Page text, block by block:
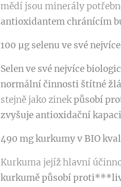
mědí jsou minerály
antioxidantem chránícím
100 µg selenu ve své
Selen ve své nejvíce
normální činnosti štítné
stejně jako zinekpůsobí
zvyšuje antioxidační
490 mg kurkumy v BIO
Kurkuma jejíž hlavní
kurkumě působí